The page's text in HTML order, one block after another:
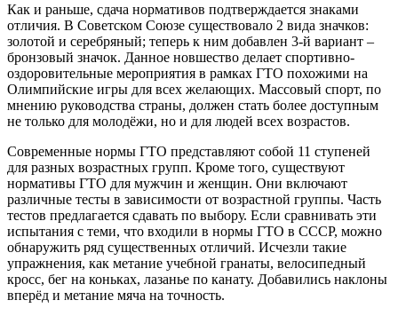
Как и раньше, сдача нормативов подтверждается знаками
отличия. В Советском Союзе существовало 2 вида значков:
золотой и серебряный; теперь к ним добавлен 3-й вариант –
бронзовый значок. Данное новшество делает спортивно-
оздоровительные мероприятия в рамках ГТО похожими на
Олимпийские игры для всех желающих. Массовый спорт, по
мнению руководства страны, должен стать более доступным
не только для молодёжи, но и для людей всех возрастов.
Cовременные нормы ГТО представляют собой 11 ступеней
для разных возрастных групп. Кроме того, существуют
нормативы ГТО для мужчин и женщин. Они включают
различные тесты в зависимости от возрастной группы. Часть
тестов предлагается сдавать по выбору. Если сравнивать эти
испытания с теми, что входили в нормы ГТО в СССР, можно
обнаружить ряд существенных отличий. Исчезли такие
упражнения, как метание учебной гранаты, велосипедный
кросс, бег на коньках, лазанье по канату. Добавились наклоны
вперёд и метание мяча на точность.